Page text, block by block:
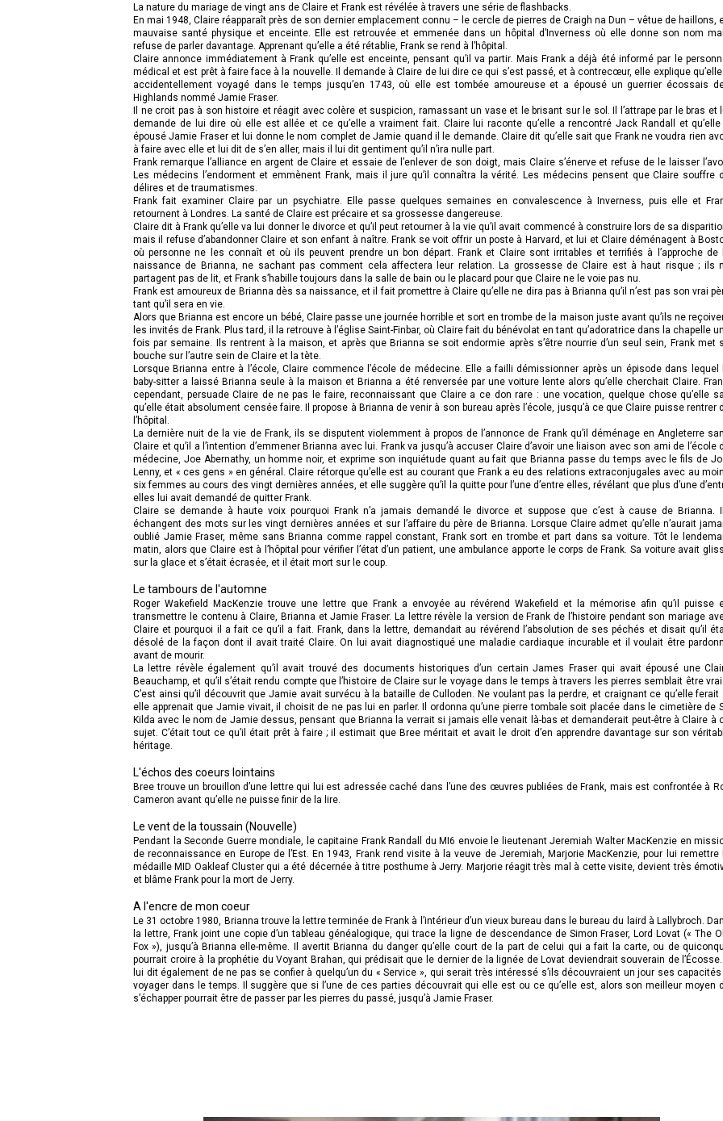
La nature du mariage de vingt ans de Claire et Frank est révélée à travers une série de flashbacks.
En mai 1948, Claire réapparaît près de son dernier emplacement connu – le cercle de pierres de Craigh na Dun – vêtue de haillons,
mauvaise santé physique et enceinte. Elle est retrouvée et emmenée dans un hôpital d’Inverness où elle donne son nom
refuse de parler davantage. Apprenant qu’elle a été rétablie, Frank se rend à l’hôpital.
Claire annonce immédiatement à Frank qu’elle est enceinte, pensant qu’il va partir. Mais Frank a déjà été informé par le
médical et est prêt à faire face à la nouvelle. Il demande à Claire de lui dire ce qui s’est passé, et à contrecœur, elle explique qu’elle
accidentellement voyagé dans le temps jusqu’en 1743, où elle est tombée amoureuse et a épousé un guerrier écossais
Highlands nommé Jamie Fraser.
Il ne croit pas à son histoire et réagit avec colère et suspicion, ramassant un vase et le brisant sur le sol. Il l’attrape par le bras et
demande de lui dire où elle est allée et ce qu’elle a vraiment fait. Claire lui raconte qu’elle a rencontré Jack Randall et qu’elle
épousé Jamie Fraser et lui donne le nom complet de Jamie quand il le demande. Claire dit qu’elle sait que Frank ne voudra rien
à faire avec elle et lui dit de s’en aller, mais il lui dit gentiment qu’il n’ira nulle part.
Frank remarque l’alliance en argent de Claire et essaie de l’enlever de son doigt, mais Claire s’énerve et refuse de le laisser
Les médecins l’endorment et emmènent Frank, mais il jure qu’il connaîtra la vérité. Les médecins pensent que Claire souffre
délires et de traumatismes.
Frank fait examiner Claire par un psychiatre. Elle passe quelques semaines en convalescence à Inverness, puis elle et
retournent à Londres. La santé de Claire est précaire et sa grossesse dangereuse.
Claire dit à Frank qu’elle va lui donner le divorce et qu’il peut retourner à la vie qu’il avait commencé à construire lors de sa
mais il refuse d’abandonner Claire et son enfant à naître. Frank se voit offrir un poste à Harvard, et lui et Claire déménagent à
où personne ne les connaît et où ils peuvent prendre un bon départ. Frank et Claire sont irritables et terrifiés à l’approche de
naissance de Brianna, ne sachant pas comment cela affectera leur relation. La grossesse de Claire est à haut risque ; ils
partagent pas de lit, et Frank s’habille toujours dans la salle de bain ou le placard pour que Claire ne le voie pas nu.
Frank est amoureux de Brianna dès sa naissance, et il fait promettre à Claire qu’elle ne dira pas à Brianna qu’il n’est pas son vrai
tant qu’il sera en vie.
Alors que Brianna est encore un bébé, Claire passe une journée horrible et sort en trombe de la maison juste avant qu’ils ne
les invités de Frank. Plus tard, il la retrouve à l’église Saint-Finbar, où Claire fait du bénévolat en tant qu’adoratrice dans la chapelle
fois par semaine. Ils rentrent à la maison, et après que Brianna se soit endormie après s’être nourrie d’un seul sein, Frank met
bouche sur l’autre sein de Claire et la tète.
Lorsque Brianna entre à l’école, Claire commence l’école de médecine. Elle a failli démissionner après un épisode dans lequel
baby-sitter a laissé Brianna seule à la maison et Brianna a été renversée par une voiture lente alors qu’elle cherchait Claire.
cependant, persuade Claire de ne pas le faire, reconnaissant que Claire a ce don rare : une vocation, quelque chose qu’elle
qu’elle était absolument censée faire. Il propose à Brianna de venir à son bureau après l’école, jusqu’à ce que Claire puisse rentrer
l’hôpital.
La dernière nuit de la vie de Frank, ils se disputent violemment à propos de l’annonce de Frank qu’il déménage en Angleterre
Claire et qu’il a l’intention d’emmener Brianna avec lui. Frank va jusqu’à accuser Claire d’avoir une liaison avec son ami de l’école
médecine, Joe Abernathy, un homme noir, et exprime son inquiétude quant au fait que Brianna passe du temps avec le fils de
Lenny, et « ces gens » en général. Claire rétorque qu’elle est au courant que Frank a eu des relations extraconjugales avec au
six femmes au cours des vingt dernières années, et elle suggère qu’il la quitte pour l’une d’entre elles, révélant que plus d’une
elles lui avait demandé de quitter Frank.
Claire se demande à haute voix pourquoi Frank n’a jamais demandé le divorce et suppose que c’est à cause de Brianna.
échangent des mots sur les vingt dernières années et sur l’affaire du père de Brianna. Lorsque Claire admet qu’elle n’aurait
oublié Jamie Fraser, même sans Brianna comme rappel constant, Frank sort en trombe et part dans sa voiture. Tôt le
matin, alors que Claire est à l’hôpital pour vérifier l’état d’un patient, une ambulance apporte le corps de Frank. Sa voiture avait
sur la glace et s’était écrasée, et il était mort sur le coup.
Le tambours de l'automne
Roger Wakefield MacKenzie trouve une lettre que Frank a envoyée au révérend Wakefield et la mémorise afin qu’il puisse
transmettre le contenu à Claire, Brianna et Jamie Fraser. La lettre révèle la version de Frank de l’histoire pendant son mariage
Claire et pourquoi il a fait ce qu’il a fait. Frank, dans la lettre, demandait au révérend l’absolution de ses péchés et disait qu’il
désolé de la façon dont il avait traité Claire. On lui avait diagnostiqué une maladie cardiaque incurable et il voulait être
avant de mourir.
La lettre révèle également qu’il avait trouvé des documents historiques d’un certain James Fraser qui avait épousé une
Beauchamp, et qu’il s’était rendu compte que l’histoire de Claire sur le voyage dans le temps à travers les pierres semblait être
C’est ainsi qu’il découvrit que Jamie avait survécu à la bataille de Culloden. Ne voulant pas la perdre, et craignant ce qu’elle ferait
elle apprenait que Jamie vivait, il choisit de ne pas lui en parler. Il ordonna qu’une pierre tombale soit placée dans le cimetière de
Kilda avec le nom de Jamie dessus, pensant que Brianna la verrait si jamais elle venait là-bas et demanderait peut-être à Claire à
sujet. C’était tout ce qu’il était prêt à faire ; il estimait que Bree méritait et avait le droit d’en apprendre davantage sur son
héritage.
L'échos des coeurs lointains
Bree trouve un brouillon d’une lettre qui lui est adressée caché dans l’une des œuvres publiées de Frank, mais est confrontée à
Cameron avant qu’elle ne puisse finir de la lire.
Le vent de la toussain (Nouvelle)
Pendant la Seconde Guerre mondiale, le capitaine Frank Randall du MI6 envoie le lieutenant Jeremiah Walter MacKenzie en
de reconnaissance en Europe de l’Est. En 1943, Frank rend visite à la veuve de Jeremiah, Marjorie MacKenzie, pour lui remettre
médaille MID Oakleaf Cluster qui a été décernée à titre posthume à Jerry. Marjorie réagit très mal à cette visite, devient très
et blâme Frank pour la mort de Jerry.
A l'encre de mon coeur
Le 31 octobre 1980, Brianna trouve la lettre terminée de Frank à l’intérieur d’un vieux bureau dans le bureau du laird à Lallybroch.
la lettre, Frank joint une copie d’un tableau généalogique, qui trace la ligne de descendance de Simon Fraser, Lord Lovat (« The
Fox »), jusqu’à Brianna elle-même. Il avertit Brianna du danger qu’elle court de la part de celui qui a fait la carte, ou de
pourrait croire à la prophétie du Voyant Brahan, qui prédisait que le dernier de la lignée de Lovat deviendrait souverain de l’Écosse.
lui dit également de ne pas se confier à quelqu’un du « Service », qui serait très intéressé s’ils découvraient un jour ses capacités
voyager dans le temps. Il suggère que si l’une de ces parties découvrait qui elle est ou ce qu’elle est, alors son meilleur moyen
s’échapper pourrait être de passer par les pierres du passé, jusqu’à Jamie Fraser.